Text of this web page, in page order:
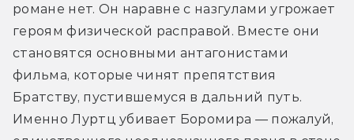
романе нет. Он наравне с назгулами угрожает
героям физической расправой. Вместе они
становятся основными антагонистами
фильма, которые чинят препятствия
Братству, пустившемуся в дальний путь.
Именно Луртц убивает Боромира — пожалуй,